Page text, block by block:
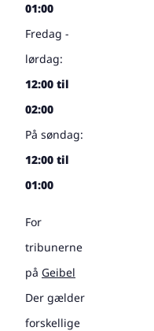
01:00
Fredag -
lørdag:
12:00 til
02:00
På søndag:
12:00 til
01:00
For
tribunerne
på Geibel
Der gælder
forskellige